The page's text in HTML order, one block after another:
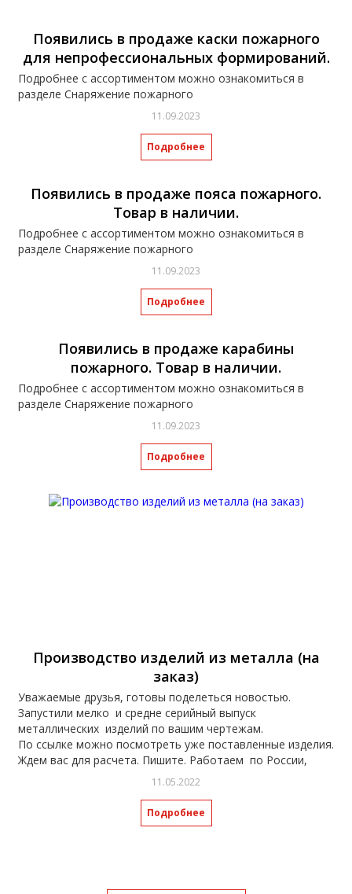
Появились в продаже каски пожарного
для непрофессиональных формирований.
Подробнее с ассортиментом можно ознакомиться в
разделе Снаряжение пожарного
11.09.2023
Подробнее
Появились в продаже пояса пожарного.
Товар в наличии.
Подробнее с ассортиментом можно ознакомиться в
разделе Снаряжение пожарного
11.09.2023
Подробнее
Появились в продаже карабины
пожарного. Товар в наличии.
Подробнее с ассортиментом можно ознакомиться в
разделе Снаряжение пожарного
11.09.2023
Подробнее
Производство изделий из металла (на
заказ)
Уважаемые друзья, готовы поделеться новостью.
Запустили мелко и средне серийный выпуск
металлических изделий по вашим чертежам.
По ссылке можно посмотреть уже поставленные изделия.
Ждем вас для расчета. Пишите. Работаем по России,
отправка транспортными компаниями.
proektirovanie-metalloizdeliy/
11.05.2022
Подробнее